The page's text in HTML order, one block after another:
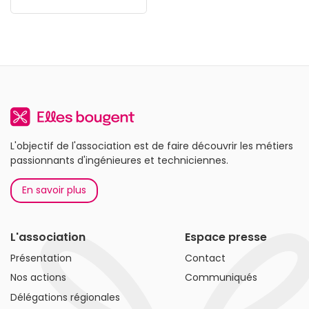
L'objectif de l'association est de faire découvrir les métiers
passionnants d'ingénieures et techniciennes.
En savoir plus
L'association
Présentation
Nos actions
Délégations régionales
Espace presse
Contact
Communiqués